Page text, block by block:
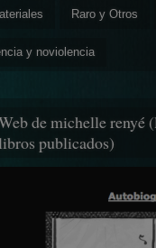
Raro y Otros
y noviolencia
de michelle renyé
publicados)